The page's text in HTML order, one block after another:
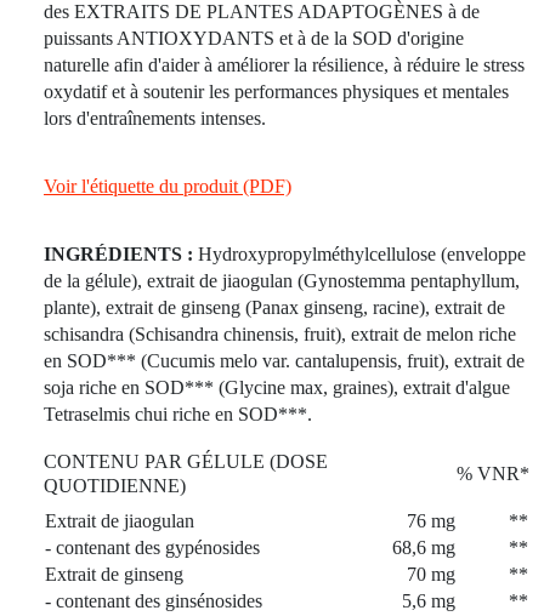
des EXTRAITS DE PLANTES ADAPTOGÈNES à de
puissants ANTIOXYDANTS et à de la SOD d'origine
naturelle afin d'aider à améliorer la résilience, à réduire le stress
oxydatif et à soutenir les performances physiques et mentales
lors d'entraînements intenses.
Voir l'étiquette du produit (PDF)
INGRÉDIENTS : Hydroxypropylméthylcellulose (enveloppe
de la gélule), extrait de jiaogulan (Gynostemma pentaphyllum,
plante), extrait de ginseng (Panax ginseng, racine), extrait de
schisandra (Schisandra chinensis, fruit), extrait de melon riche
en SOD*** (Cucumis melo var. cantalupensis, fruit), extrait de
soja riche en SOD*** (Glycine max, graines), extrait d'algue
Tetraselmis chui riche en SOD***.
CONTENU PAR GÉLULE (DOSE
QUOTIDIENNE)
% VNR*
Extrait de jiaogulan 76 mg
**
- contenant des gypénosides
68,6 mg
**
Extrait de ginseng
70 mg
**
- contenant des ginsénosides
5,6 mg
**